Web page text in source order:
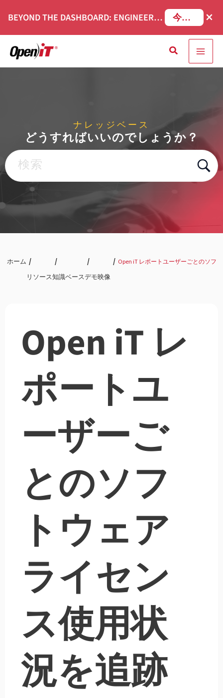
テ
ツ
BEYOND THE DASHBOARD: ENGINEERING SOFTWARE IN SERVICENOW WEBINAR 今すぐ登録 ×
検
ナレッジベース
どうすればいいのでしょうか？
ホーム
リソース知識ベースデモ映像
Open iT レポートユーザーごとのソフ
Open iT レ
ポートユ
ーザーご
とのソフ
トウェア
ライセン
ス使用状
況を追跡